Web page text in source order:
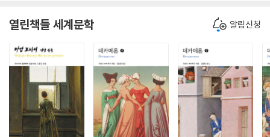
열린책들 세계문학 알림신청